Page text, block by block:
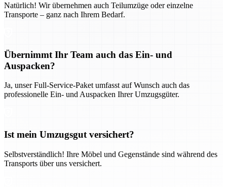
Natürlich! Wir übernehmen auch Teilumzüge oder einzelne
Transporte – ganz nach Ihrem Bedarf.
Übernimmt Ihr Team auch das Ein- und
Auspacken?
Ja, unser Full-Service-Paket umfasst auf Wunsch auch das
professionelle Ein- und Auspacken Ihrer Umzugsgüter.
Ist mein Umzugsgut versichert?
Selbstverständlich! Ihre Möbel und Gegenstände sind während des
Transports über uns versichert.